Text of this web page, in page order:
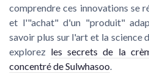
comprendre ces innovations se
et l'"achat" d'un "produit"
savoir plus sur l'art et la science
explorez les secrets de la
concentré de Sulwhasoo.